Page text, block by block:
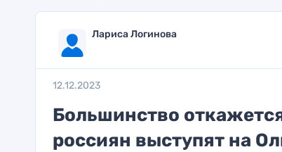
Лариса Логинова
12.12.2023
Большинство
россиян выступят на